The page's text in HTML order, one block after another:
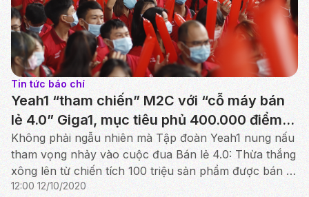
Tin tức báo chí
Yeah1 “tham chiến” M2C với “cỗ máy bán
lẻ 4.0” Giga1, mục tiêu phủ 400.000 điểm
bán
Không phải ngẫu nhiên mà Tập đoàn Yeah1 nung nấu
tham vọng nhảy vào cuộc đua Bán lẻ 4.0: Thừa thắng
xông lên từ chiến tích 100 triệu sản phẩm được bán ra
cho đối tác chiến lược, thu về hơn 6 triệu users ...
12:00 12/10/2020